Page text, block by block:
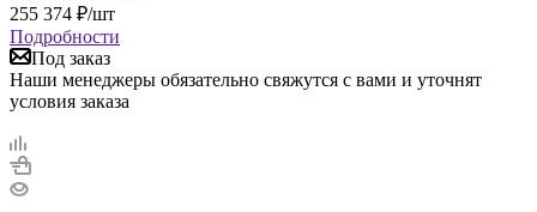
255 374 ₽/шт
Подробности
Под заказ
Наши менеджеры обязательно свяжутся с вами и уточнят
условия заказа